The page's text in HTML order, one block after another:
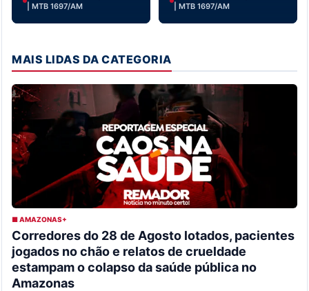
| MTB 1697/AM
| MTB 1697/AM
MAIS LIDAS DA CATEGORIA
■ AMAZONAS+
Corredores do 28 de Agosto lotados, pacientes
jogados no chão e relatos de crueldade
estampam o colapso da saúde pública no
Amazonas